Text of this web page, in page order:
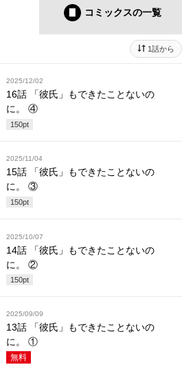
コミックスの一覧
1話から
2025/12/02
16話 「彼氏」もできたことないの
に。 ④
150pt
2025/11/04
15話 「彼氏」もできたことないの
に。 ③
150pt
2025/10/07
14話 「彼氏」もできたことないの
に。 ②
150pt
2025/09/09
13話 「彼氏」もできたことないの
に。 ①
無料